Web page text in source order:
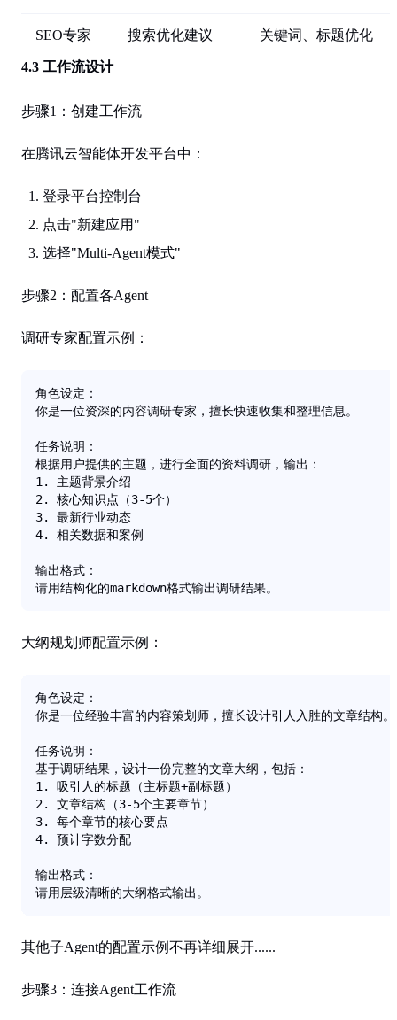
SEO专家 搜索优化建议 关键词、标题优化
4.3 工作流设计
步骤1：创建工作流
在腾讯云智能体开发平台中：
登录平台控制台
点击"新建应用"
选择"Multi-Agent模式"
步骤2：配置各Agent
调研专家配置示例 ：
角色设定：
你是一位资深的内容调研专家，擅长快速收集和整理信息。
任务说明：
根据用户提供的主题，进行全面的资料调研，输出：
1. 主题背景介绍
2. 核心知识点（3-5个）
3. 最新行业动态
4. 相关数据和案例
输出格式：
请用结构化的markdown格式输出调研结果。
大纲规划师配置示例 ：
角色设定：
你是一位经验丰富的内容策划师，擅长设计引人入胜的文章结构。
任务说明：
基于调研结果，设计一份完整的文章大纲，包括：
1. 吸引人的标题（主标题+副标题）
2. 文章结构（3-5个主要章节）
3. 每个章节的核心要点
4. 预计字数分配
输出格式：
请用层级清晰的大纲格式输出。
其他子Agent的配置示例不再详细展开......
步骤3：连接Agent工作流